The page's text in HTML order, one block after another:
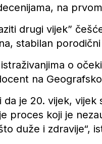
na
drugi vijek”
stabilan
o
na
da je 20. vijek,
proces koji je
duže i zdravije“,